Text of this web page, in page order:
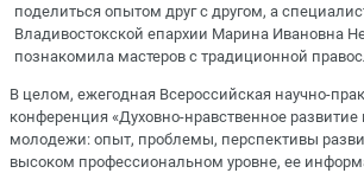
поделиться опытом друг с другом, а
Владивостокской епархии Марина Ивановна
познакомила мастеров с традиционной
В целом, ежегодная Всероссийская научно-
конференция «Духовно-нравственное развитие
молодежи: опыт, проблемы, перспективы
высоком профессиональном уровне, ее